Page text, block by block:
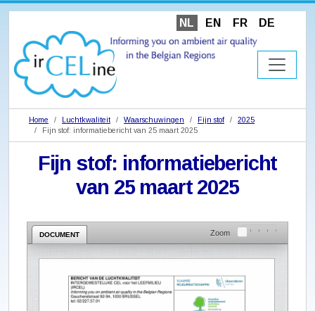
NL EN FR DE
Home Luchtkwaliteit Waarschuwingen Fijn stof
2025
Fijn stof: informatiebericht van 25 maart 2025
Fijn stof: informatiebericht
van 25 maart 2025
DOCUMENT Zoom